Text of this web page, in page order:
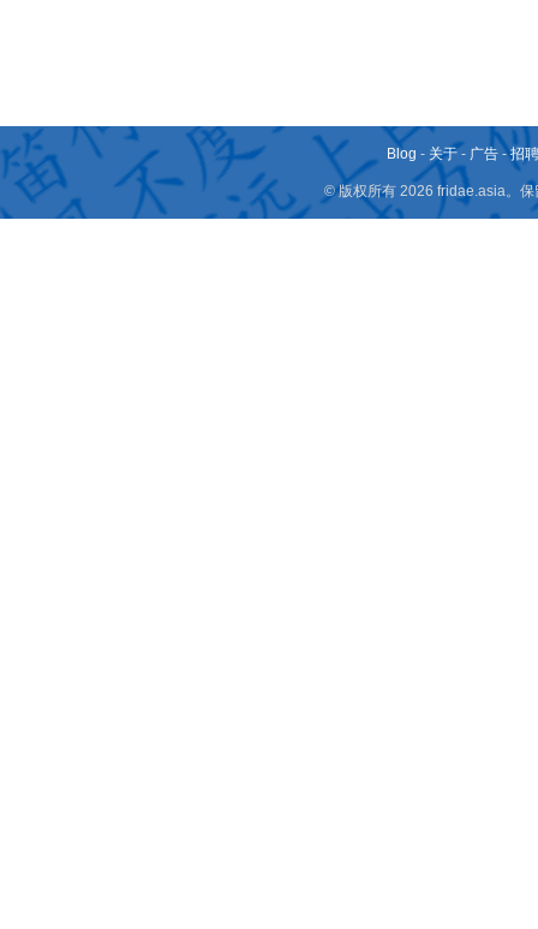
Blog - 关于 - 广告 -招
© 版权所有 2026 fridae.asia。